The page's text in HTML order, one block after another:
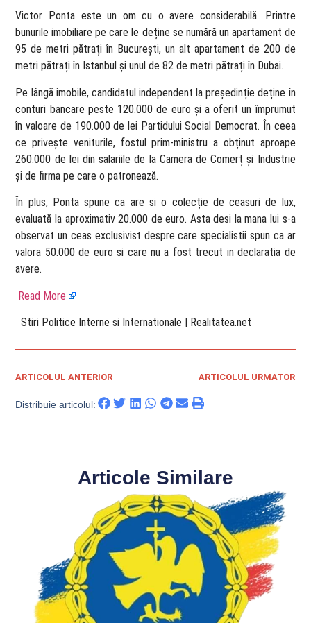
Victor Ponta este un om cu o avere considerabilă. Printre
bunurile imobiliare pe care le deține se numără un apartament de
95 de metri pătrați în București, un alt apartament de 200 de
metri pătrați în Istanbul și unul de 82 de metri pătrați în Dubai.
Pe lângă imobile, candidatul independent la președinție deține în
conturi bancare peste 120.000 de euro și a oferit un împrumut
în valoare de 190.000 de lei Partidului Social Democrat. În ceea
ce privește veniturile, fostul prim-ministru a obținut aproape
260.000 de lei din salariile de la Camera de Comerț și Industrie
și de firma pe care o patronează.
În plus, Ponta spune ca are si o colecție de ceasuri de lux,
evaluată la aproximativ 20.000 de euro. Asta desi la mana lui s-a
observat un ceas exclusivist despre care specialistii spun ca ar
valora 50.000 de euro si care nu a fost trecut in declaratia de
avere.
Read More
​ Stiri Politice Interne si Internationale | Realitatea.net
ARTICOLUL ANTERIOR ARTICOLUL URMATOR
Distribuie articolul:
Articole Similare